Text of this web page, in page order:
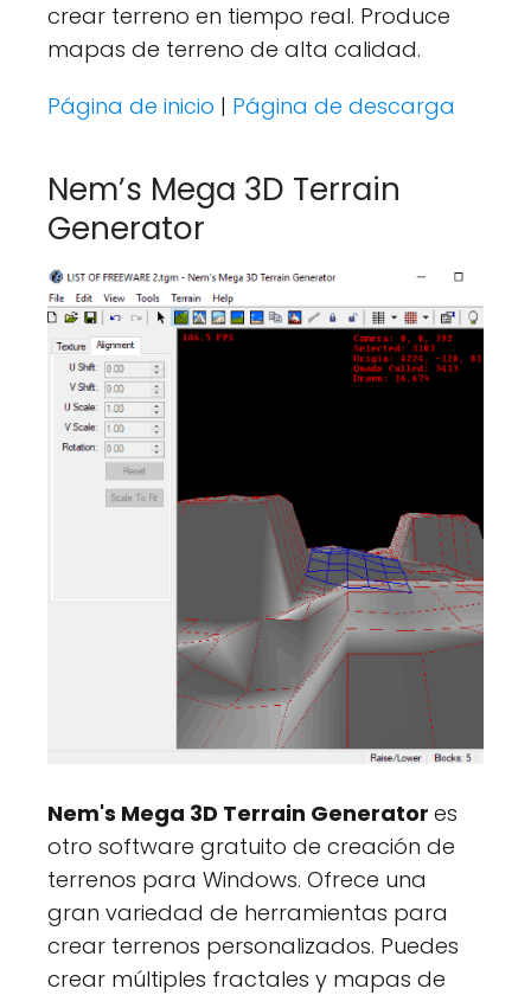
crear terreno en tiempo real. Produce
mapas de terreno de alta calidad.
Página de inicio | Página de descarga
Nem’s Mega 3D Terrain
Generator
Nem's Mega 3D Terrain Generator es
otro software gratuito de creación de
terrenos para Windows. Ofrece una
gran variedad de herramientas para
crear terrenos personalizados. Puedes
crear múltiples fractales y mapas de